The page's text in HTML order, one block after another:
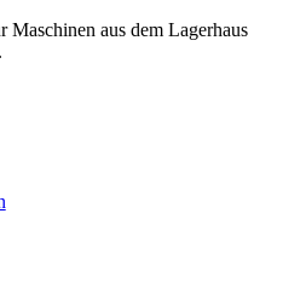
Maschinen aus dem Lagerhaus